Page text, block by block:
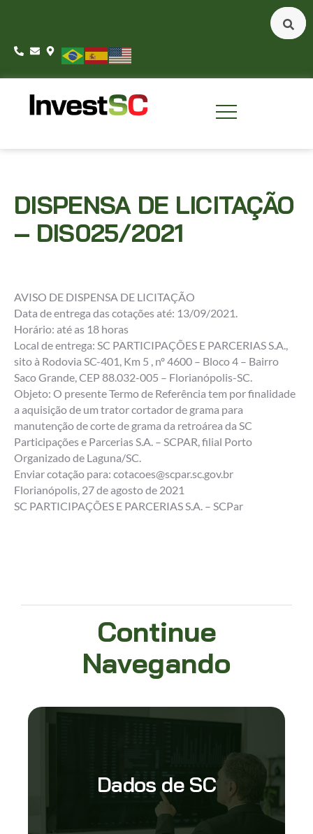
DISPENSA DE LICITAÇÃO
– DIS025/2021
AVISO DE DISPENSA DE LICITAÇÃO
Data de entrega das cotações até: 13/09/2021.
Horário: até as 18 horas
Local de entrega: SC PARTICIPAÇÕES E PARCERIAS S.A.,
sito à Rodovia SC-401, Km 5 , nº 4600 – Bloco 4 – Bairro
Saco Grande, CEP 88.032-005 – Florianópolis-SC.
Objeto: O presente Termo de Referência tem por finalidade
a aquisição de um trator cortador de grama para
manutenção de corte de grama da retroárea da SC
Participações e Parcerias S.A. – SCPAR, filial Porto
Organizado de Laguna/SC.
Enviar cotação para: cotacoes@scpar.sc.gov.br
Florianópolis, 27 de agosto de 2021
SC PARTICIPAÇÕES E PARCERIAS S.A. – SCPar
Continue
Navegando
Dados de SC